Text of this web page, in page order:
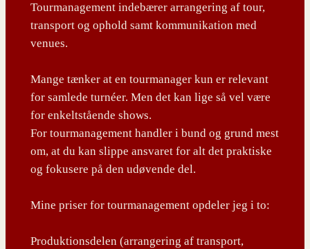
Tourmanagement indebærer arrangering af tour,
transport og ophold samt kommunikation med
venues.
Mange tænker at en tourmanager kun er relevant
for samlede turnéer. Men det kan lige så vel være
for enkeltstående shows.
For tourmanagement handler i bund og grund mest
om, at du kan slippe ansvaret for alt det praktiske
og fokusere på den udøvende del.
Mine priser for tourmanagement opdeler jeg i to:
Produktionsdelen (arrangering af transport,